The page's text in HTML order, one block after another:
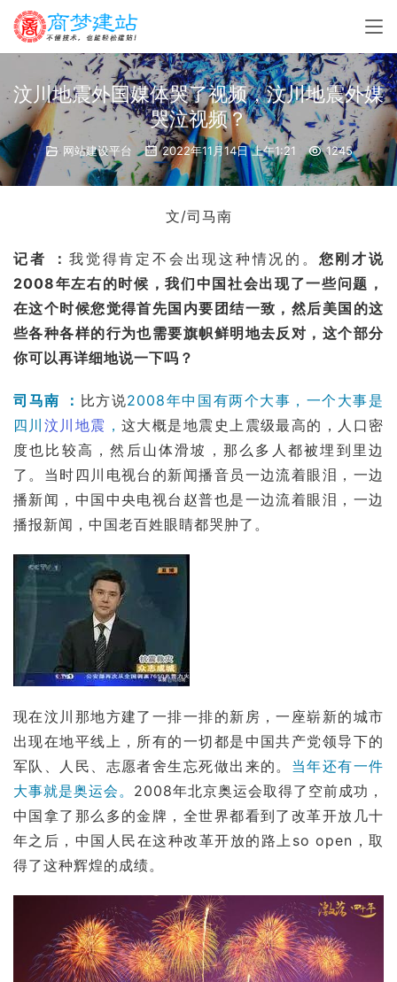
汶川地震外国媒体哭了视频，汶川地震外媒
哭泣视频？
网站建设平台 2022年11月14日 上午1:21 1245
文/司马南
记者 ：我觉得肯定不会出现这种情况的。 您刚才说
2008年左右的时候，我们中国社会出现了一些问题，
在这个时候您觉得首先国内要团结一致，然后美国的这
些各种各样的行为也需要旗帜鲜明地去反对，这个部分
你可以再详细地说一下吗？
司马南 ： 比方说2008年中国有两个大事，一个大事是
四川 汶川 地震 ，这大概是地震史上 震级最高的，人口密
度也比较高，然后山体滑坡，那么多人都被埋到里边
了。当时四川电视台的新闻播音员一边流着眼泪，一边
播新闻， 中国中央电视台 赵普也是一边流着眼泪，一边
播报新闻，中国老百姓眼睛都哭肿了。
现在汶川 那地方建了一排一排的新房，一座崭新的城市
出现在地平线上，所有的一切都是中国共产党领导下的
军队、人民、志愿者舍生忘死做出来的。 当年还有一件
大事就是奥运会。 2008年北京奥运会取得了空前成功，
中国拿了那么多的金牌，全世界都看到了 改革开放 几十
年之后，中国人民在这种改革开放的路上so open，取
得了这种辉煌的成绩。